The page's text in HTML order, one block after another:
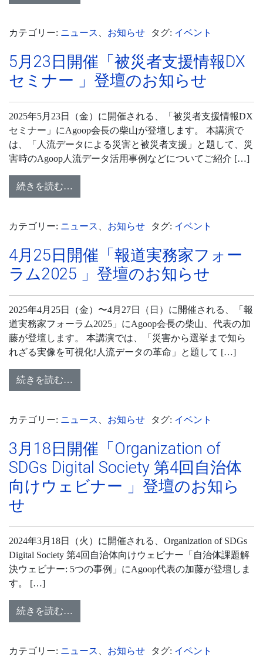
カテゴリー: ニュース お知らせ タグ: イベント
5月23日開催「被災者支援情報DX
セミナー 」登壇のお知らせ
2025年5月23日（金）に開催される、「被災者支援情報DX
セミナー」にAgoop会長の柴山が登壇します。 本講演で
は、「人流データによる災害と被災者支援」と題して、災
害時のAgoop人流データ活用事例などについてご紹介 […]
続きを読む…
カテゴリー: ニュース お知らせ タグ: イベント
4月25日開催「報道実務家フォー
ラム2025 」登壇のお知らせ
2025年4月25日（金）〜4月27日（日）に開催される、「報
道実務家フォーラム2025」にAgoop会長の柴山、代表の加
藤が登壇します。 本講演では、「災害から選挙まで知ら
れざる実像を可視化!人流データの革命」と題して […]
続きを読む…
カテゴリー: ニュース お知らせ タグ: イベント
3月18日開催「Organization of
SDGs Digital Society 第4回自治体
向けウェビナー 」登壇のお知ら
せ
2024年3月18日（火）に開催される、Organization of SDGs
Digital Society 第4回自治体向けウェビナー「自治体課題解
決ウェビナー: 5つの事例」にAgoop代表の加藤が登壇しま
す。 […]
続きを読む…
カテゴリー: ニュース お知らせ タグ: イベント